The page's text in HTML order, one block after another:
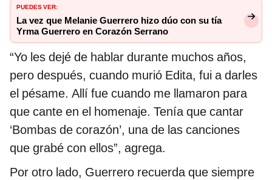
PUEDES VER:
La vez que Melanie Guerrero hizo dúo con su tía
Yrma Guerrero en Corazón Serrano
“Yo les dejé de hablar durante muchos años,
pero después, cuando murió Edita, fui a darles
el pésame. Allí fue cuando me llamaron para
que cante en el homenaje. Tenía que cantar
‘Bombas de corazón’, una de las canciones
que grabé con ellos”, agrega.
Por otro lado, Guerrero recuerda que siempre